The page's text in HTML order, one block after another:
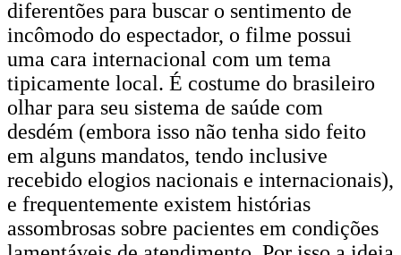
diferentões para buscar o sentimento de
incômodo do espectador, o filme possui
uma cara internacional com um tema
tipicamente local. É costume do brasileiro
olhar para seu sistema de saúde com
desdém (embora isso não tenha sido feito
em alguns mandatos, tendo inclusive
recebido elogios nacionais e internacionais),
e frequentemente existem histórias
assombrosas sobre pacientes em condições